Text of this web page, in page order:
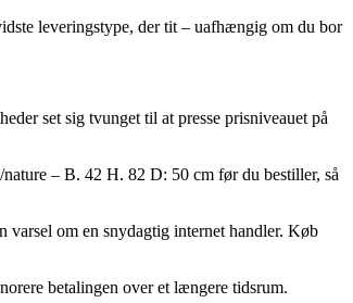
leveringstype, der tit – uafhængig om du bor
set sig tvunget til at presse prisniveauet på
– B. 42 H. 82 D: 50 cm før du bestiller, så
varsel om en snydagtig internet handler. Køb
betalingen over et længere tidsrum.